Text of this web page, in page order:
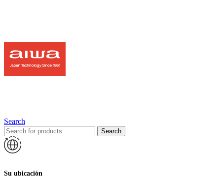
Search
Search
Su ubicación